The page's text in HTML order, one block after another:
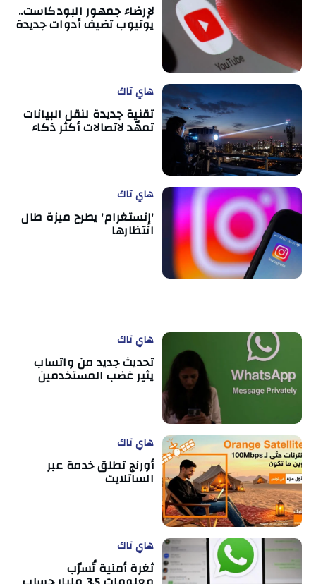
لإرضاء جمهور البودكاست..
يوتيوب تضيف أدوات جديدة
هاي تاك
تقنية جديدة لنقل البيانات
تمهّد لاتصالات أكثر ذكاء
هاي تاك
'إنستغرام' يطرح ميزة طال
انتظارها
هاي تاك
تحديث جديد من واتساب
يثير غضب المستخدمين
هاي تاك
أورنج تطلق خدمة عبر
الساتلايت
هاي تاك
ثغرة أمنية تُسرّب